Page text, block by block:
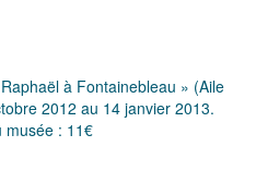
à Fontainebleau » (Aile
2012 au 14 janvier 2013.
musée : 11€